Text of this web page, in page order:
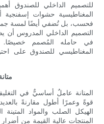
للتصميم الداخلي للصندوق
المغناطيسية حشوات
فحسب، بل تُضفي أيضًا لمسة
التصميم الداخلي المدروس أن
في حامله المُصمم خصيصًا.
المغناطيسي للصندوق على
المتانة عاملٌ أساسيٌّ في
قوةً وعمرًا أطول مقارنةً
الهيكل الصلب والمواد
المنتجات عالية القيمة من